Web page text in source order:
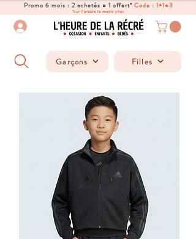
Promo 6 mois : 2 achetés = 1 offert*Code : 1+1=3
*sur l'article le moins cher
Garçons Filles